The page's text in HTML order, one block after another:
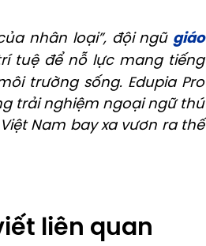
nhân loại”, đội ngũ giáo
tuệ để nỗ lực mang tiếng
trường sống. Edupia Pro
trải nghiệm ngoại ngữ thú
Nam bay xa vươn ra thế
liên quan